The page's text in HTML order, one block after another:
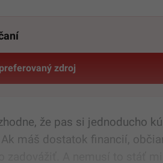
zdroj
Startitup, odkaz sa otvorí v novom
že pas si jednoducho
máš dostatok financií,